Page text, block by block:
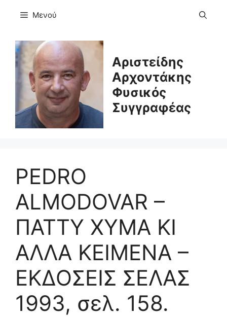
Μενού
Αριστείδης
Αρχοντάκης
Φυσικός
Συγγραφέας
PEDRO
ALMODOVAR –
ΠΑΤΤΥ ΧΥΜΑ ΚΙ
ΑΛΛΑ ΚΕΙΜΕΝΑ –
ΕΚΔΟΣΕΙΣ ΣΕΛΑΣ
1993, σελ. 158.